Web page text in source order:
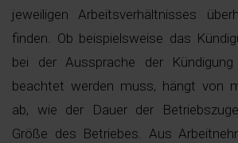
jeweiligen Arbeitsverhältnisses
finden. Ob beispielsweise das
bei der Aussprache der
beachtet werden muss, hängt von
ab, wie der Dauer der
Größe des Betriebes. Aus